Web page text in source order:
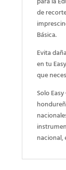
de
Básica.
Evita
en tu
que
Solo
nacional,